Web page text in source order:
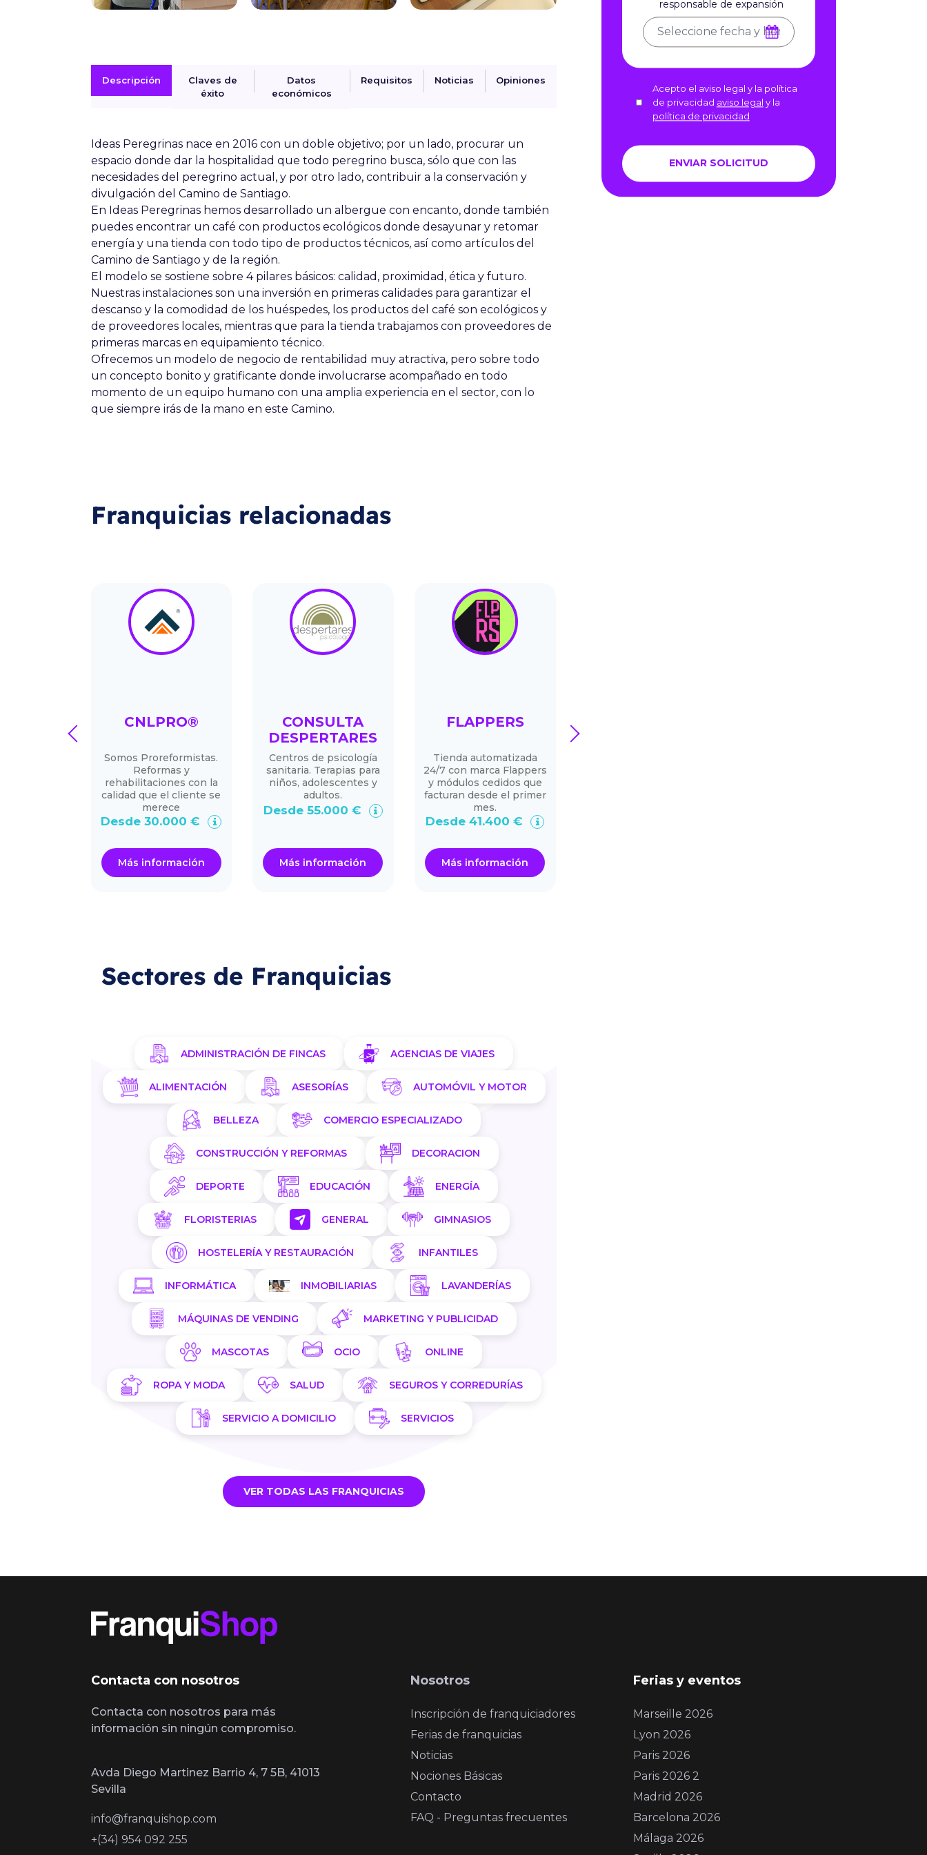
Descripción
Claves de
éxito
Datos
económicos
Requisitos Noticias Opiniones
Ideas Peregrinas nace en 2016 con un doble objetivo; por un lado, procurar un
espacio donde dar la hospitalidad que todo peregrino busca, sólo que con las
necesidades del peregrino actual, y por otro lado, contribuir a la conservación y
divulgación del Camino de Santiago.
En Ideas Peregrinas hemos desarrollado un albergue con encanto, donde también
puedes encontrar un café con productos ecológicos donde desayunar y retomar
energía y una tienda con todo tipo de productos técnicos, así como artículos del
Camino de Santiago y de la región.
El modelo se sostiene sobre 4 pilares básicos: calidad, proximidad, ética y futuro.
Nuestras instalaciones son una inversión en primeras calidades para garantizar el
descanso y la comodidad de los huéspedes, los productos del café son ecológicos y
de proveedores locales, mientras que para la tienda trabajamos con proveedores de
primeras marcas en equipamiento técnico.
Ofrecemos un modelo de negocio de rentabilidad muy atractiva, pero sobre todo
un concepto bonito y gratificante donde involucrarse acompañado en todo
momento de un equipo humano con una amplia experiencia en el sector, con lo
que siempre irás de la mano en este Camino.
Franquicias relacionadas
CNLPRO®
Somos Proreformistas.
Reformas y
rehabilitaciones con la
calidad que el cliente se
merece
Desde 30.000 €
Más información
CONSULTA
DESPERTARES
Centros de psicología
sanitaria. Terapias para
niños, adolescentes y
adultos.
Desde 55.000 €
Más información
FLAPPERS
Tienda automatizada
24/7 con marca Flappers
y módulos cedidos que
facturan desde el primer
mes.
Desde 41.400 €
Más información
prev next
Sectores de Franquicias
ADMINISTRACIÓN DE FINCAS AGENCIAS DE VIAJES
ALIMENTACIÓN ASESORÍAS AUTOMÓVIL Y MOTOR
BELLEZA COMERCIO ESPECIALIZADO
CONSTRUCCIÓN Y REFORMAS DECORACION
DEPORTE EDUCACIÓN ENERGÍA
FLORISTERIAS GENERAL GIMNASIOS
HOSTELERÍA Y RESTAURACIÓN INFANTILES
INFORMÁTICA INMOBILIARIAS LAVANDERÍAS
MÁQUINAS DE VENDING MARKETING Y PUBLICIDAD
MASCOTAS OCIO ONLINE
ROPA Y MODA SALUD SEGUROS Y CORREDURÍAS
SERVICIO A DOMICILIO SERVICIOS
VER TODAS LAS FRANQUICIAS
responsable de expansión
Acepto el aviso legal y la política
de privacidad aviso legal y la
política de privacidad
Contacta con nosotros
Contacta con nosotros para más
información sin ningún compromiso.
Avda Diego Martinez Barrio 4, 7 5B, 41013
Sevilla
info@franquishop.com
+(34) 954 092 255
Nosotros
Inscripción de franquiciadores
Ferias de franquicias
Noticias
Nociones Básicas
Contacto
FAQ - Preguntas frecuentes
Ferias y eventos
Marseille 2026
Lyon 2026
Paris 2026
Paris 2026 2
Madrid 2026
Barcelona 2026
Málaga 2026